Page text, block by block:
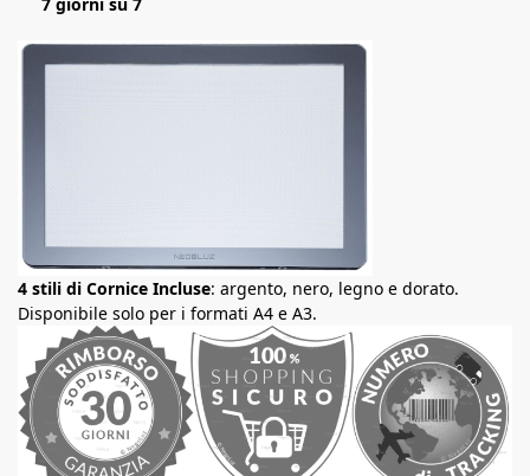
4 stili di Cornice Incluse: argento, nero, legno e dorato.
Disponibile solo per i formati A4 e A3.